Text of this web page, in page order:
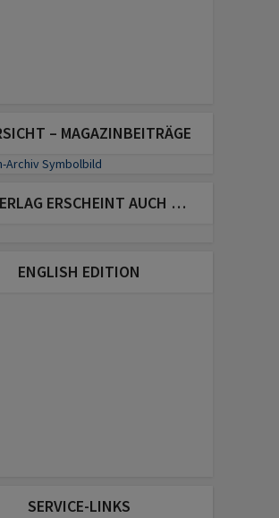
– MAGAZINBEITRÄGE
ERSCHEINT AUCH …
ENGLISH EDITION
SERVICE-LINKS